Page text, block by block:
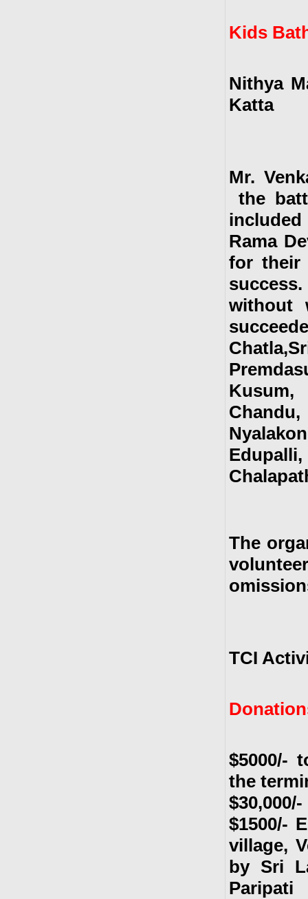
Kids
Nithya
Katta
Mr.
the
Rama
for their
without
The
TCI
$5000/-
the
$1500/-
village,
by Sri
Paripati